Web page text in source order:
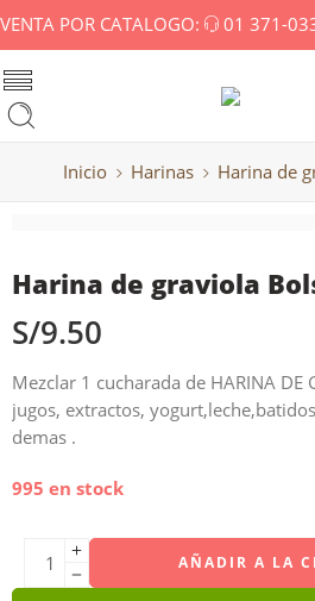
VENTA POR CATALOGO: 01 371-
Inicio Harinas Harina de
Harina de graviola
S/9.50
Mezclar 1 cucharada de HARINA DE
jugos, extractos,
demas .
995 en stock
AÑADIR A LA